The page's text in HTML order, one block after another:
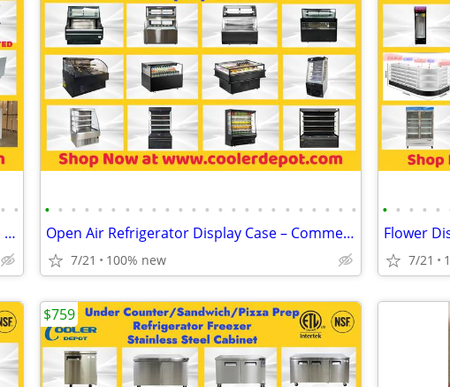
• •
Walk in Cooler Freezer Condensing Unit Top Side Mounted
• • • • • • • • • • • • • • • • • • • • • • • •
Open Air Refrigerator Display Case – Commercial Grab & Go Cooler
7/21 100% new
• • • • •
7/21
$759